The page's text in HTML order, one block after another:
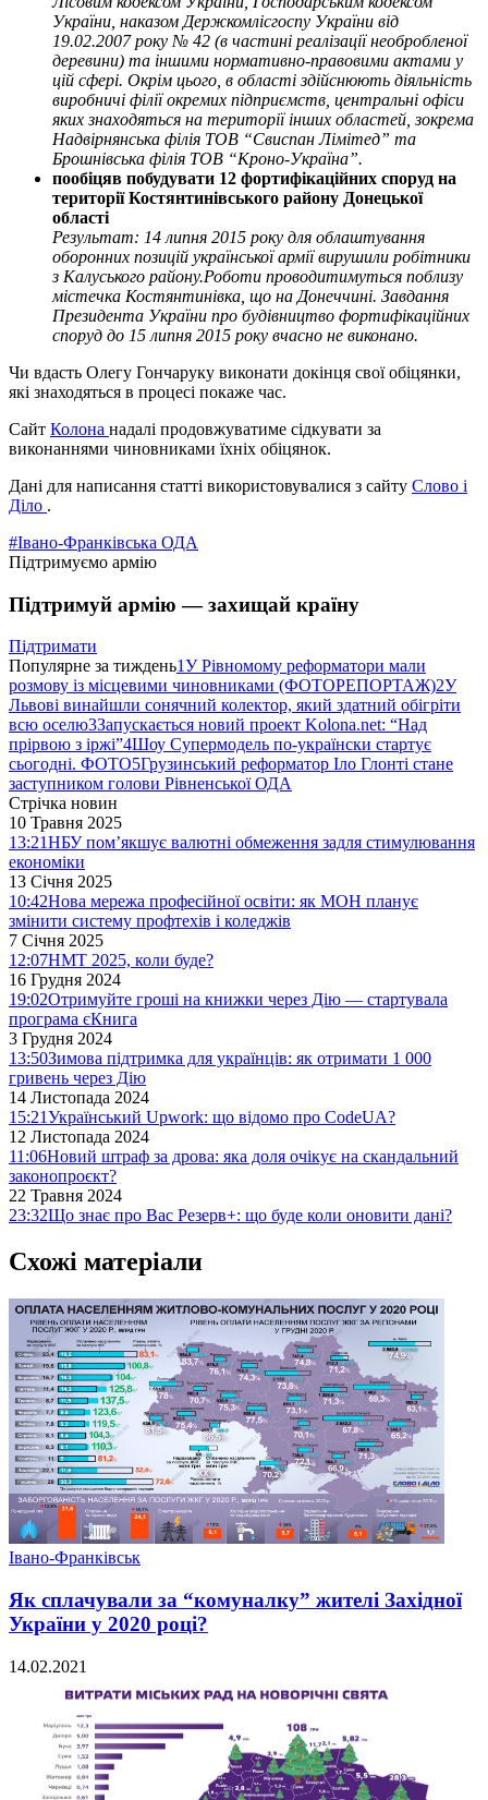
України, наказом Держкомлісгоспу України від
19.02.2007 року № 42 (в частині реалізації необробленої
деревини) та іншими нормативно-правовими актами у
цій сфері. Окрім цього, в області здійснюють діяльність
виробничі філії окремих підприємств, центральні офіси
яких знаходяться на території інших областей, зокрема
Надвірнянська філія ТОВ “Свиспан Лімітед” та
Брошнівська філія ТОВ “Кроно-Україна”.
пообіцяв побудувати 12 фортифікаційних споруд на
території Костянтинівського району Донецької
області
Результат: 14 липня 2015 року для облаштування
оборонних позицій української армії вирушили робітники
з Калуського району.Роботи проводитимуться поблизу
містечка Костянтинівка, що на Донеччині. Завдання
Президента України про будівництво фортифікаційних
споруд до 15 липня 2015 року вчасно не виконано.
Чи вдасть Олегу Гончаруку виконати докінця свої обіцянки,
які знаходяться в процесі покаже час.
Сайт Колона надалі продовжуватиме сідкувати за
виконаннями чиновниками їхніх обіцянок.
Дані для написання статті використовувалися з сайту Слово і
Діло .
#Івано-Франківська ОДА
Підтримуємо армію
Підтримуй армію — захищай країну
Підтримати
Популярне за тиждень1У Рівномому реформатори мали
розмову із місцевими чиновниками (ФОТОРЕПОРТАЖ)2У
Львові винайшли сонячний колектор, який здатний обігріти
всю оселю3Запускається новий проект Kolona.net: “Над
прірвою з іржі”4Шоу Супермодель по-українски стартує
сьогодні. ФОТО5Грузинський реформатор Іло Глонті стане
заступником голови Рівненської ОДА
Стрічка новин
10 Травня 2025
13:21НБУ пом’якшує валютні обмеження задля стимулювання
економіки
13 Січня 2025
10:42Нова мережа професійної освіти: як МОН планує
змінити систему профтехів і коледжів
7 Січня 2025
12:07НМТ 2025, коли буде?
16 Грудня 2024
19:02Отримуйте гроші на книжки через Дію — стартувала
програма єКнига
3 Грудня 2024
13:50Зимова підтримка для українців: як отримати 1 000
гривень через Дію
14 Листопада 2024
15:21Український Upwork: що відомо про CodeUA?
12 Листопада 2024
11:06Новий штраф за дрова: яка доля очікує на скандальний
законопроєкт?
22 Травня 2024
23:32Що знає про Вас Резерв+: що буде коли оновити дані?
Схожі матеріали
Івано-Франківськ
Як сплачували за “комуналку” жителі Західної
України у 2020 році?
14.02.2021